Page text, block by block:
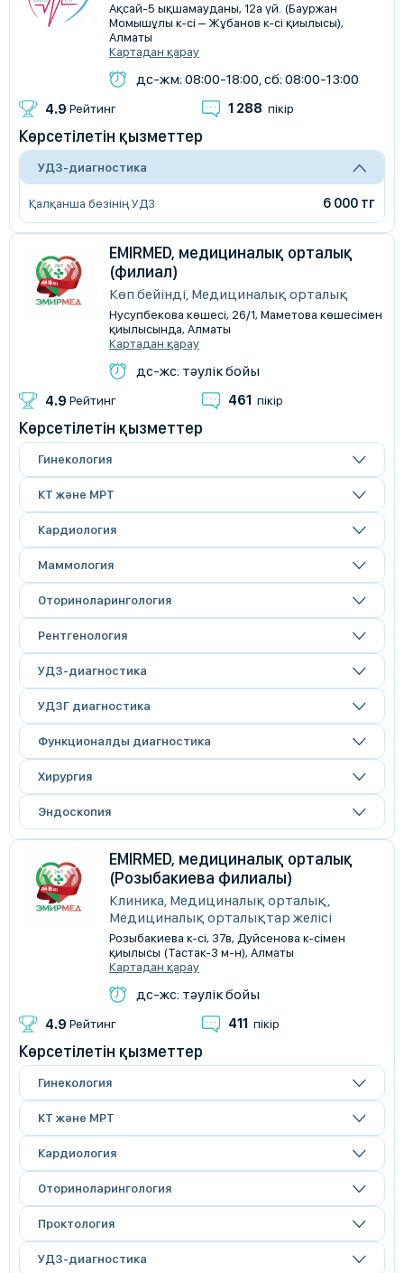
Ақсай-5 ықшамауданы, 12а үй. (Бауржан
Момышұлы к-сі – Жұбанов к-сі қиылысы),
Алматы
Картадан қарау
дс-жм: 08:00-18:00, сб: 08:00-13:00
4.9 Рейтинг 1 288 пікір
Көрсетілетін қызметтер
УДЗ-диагностика
Қалқанша безінің УДЗ 6 000 тг
EMIRMED, медициналық орталық
(филиал)
Көп бейінді, Медициналық орталық
Нусупбекова көшесі, 26/1, Маметова көшесімен
қиылысында, Алматы
Картадан қарау
дс-жс: тәулік бойы
4.9 Рейтинг 461 пікір
Көрсетілетін қызметтер
Гинекология
КТ және МРТ
Кардиология
Маммология
Оториноларингология
Рентгенология
УДЗ-диагностика
УДЗГ диагностика
Функционалды диагностика
Хирургия
Эндоскопия
EMIRMED, медициналық орталық
(Розыбакиева филиалы)
Клиника, Медициналық орталық,
Медициналық орталықтар желісі
Розыбакиева к-сі, 37в, Дуйсенова к-сімен
қиылысы (Тастак-3 м-н), Алматы
Картадан қарау
дс-жс: тәулік бойы
4.9 Рейтинг 411 пікір
Көрсетілетін қызметтер
Гинекология
КТ және МРТ
Кардиология
Оториноларингология
Проктология
УДЗ-диагностика